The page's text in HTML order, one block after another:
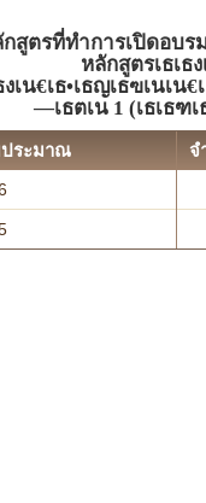
สูตรที่ทำการเปิดอบ
หลักสูตรเธเธ
ธงเน€เธ•เธญเธฃเน
—เธตเน 1 (เธเธฑเ
ระมาณ จ